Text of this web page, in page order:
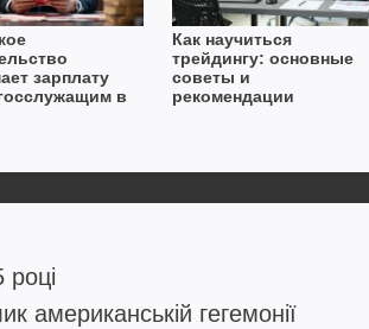
зарплату
в
Как научиться
трейдингу: основные
советы и
рекомендации
році
американській гегемонії